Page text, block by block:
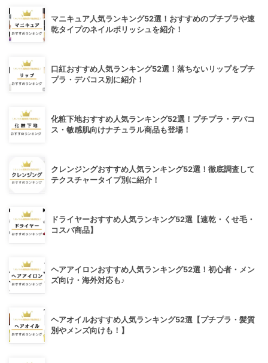
マニキュア人気ランキング52選！おすすめのプチプラや速
乾タイプのネイルポリッシュを紹介！
口紅おすすめ人気ランキング52選！落ちないリップをプチ
プラ・デパコス別に紹介！
化粧下地おすすめ人気ランキング52選！プチプラ・デパコ
ス・敏感肌向けナチュラル商品も登場！
クレンジングおすすめ人気ランキング52選！徹底調査して
テクスチャータイプ別に紹介！
ドライヤーおすすめ人気ランキング52選【速乾・くせ毛・
コスパ商品】
ヘアアイロンおすすめ人気ランキング52選！初心者・メン
ズ向け・海外対応も♪
ヘアオイルおすすめ人気ランキング52選【プチプラ・髪質
別やメンズ向けも！】